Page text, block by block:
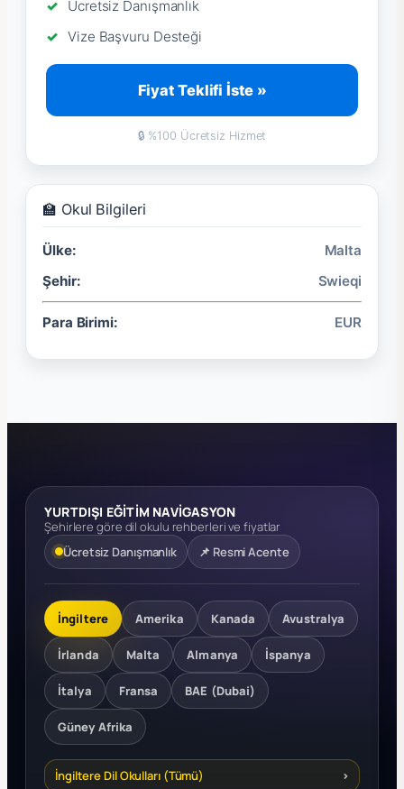
Ücretsiz Danışmanlık
Vize Başvuru Desteği
Fiyat Teklifi İste »
🔒 %100 Ücretsiz Hizmet
🏫 Okul Bilgileri
Ülke:
Malta
Şehir:
Swieqi
Para Birimi: EUR
YURTDIŞI EĞİTİM NAVİGASYON
Şehirlere göre dil okulu rehberleri ve fiyatlar
Ücretsiz Danışmanlık
📌 Resmi Acente
İngiltere Amerika Kanada Avustralya
İrlanda Malta Almanya İspanya
İtalya Fransa BAE (Dubai)
Güney Afrika
İngiltere Dil Okulları (Tümü) ›